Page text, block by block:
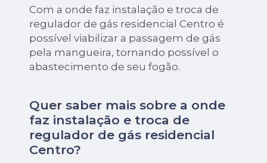
Com a onde faz instalação e troca de
regulador de gás residencial Centro é
possível viabilizar a passagem de gás
pela mangueira, tornando possível o
abastecimento de seu fogão.
Quer saber mais sobre a onde
faz instalação e troca de
regulador de gás residencial
Centro?